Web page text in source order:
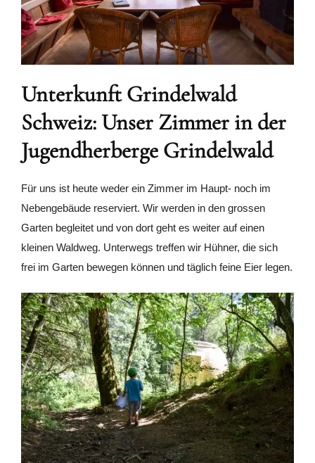
Unterkunft Grindelwald
Schweiz: Unser Zimmer in der
Jugendherberge Grindelwald
Für uns ist heute weder ein Zimmer im Haupt- noch im
Nebengebäude reserviert. Wir werden in den grossen
Garten begleitet und von dort geht es weiter auf einen
kleinen Waldweg. Unterwegs treffen wir Hühner, die sich
frei im Garten bewegen können und täglich feine Eier legen.